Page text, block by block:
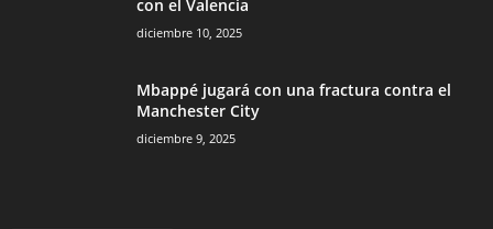
con el Valencia
diciembre 10, 2025
Mbappé jugará con una fractura contra el
Manchester City
diciembre 9, 2025